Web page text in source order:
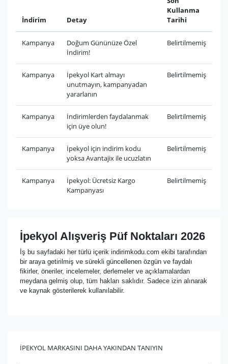
İndirim Detay
Kullanma
Tarihi
Kampanya
Doğum Gününüze Özel
İndirim!
Belirtilmemiş
Kampanya
İpekyol Kart almayı
unutmayın, kampanyadan
yararlanın
Belirtilmemiş
Kampanya
İndirimlerden faydalanmak
için üye olun!
Belirtilmemiş
Kampanya
İpekyol için indirim kodu
yoksa Avantajix ile ucuzlatın
Belirtilmemiş
Kampanya
İpekyol: Ücretsiz Kargo
Kampanyası
Belirtilmemiş
İpekyol Alışveriş Püf Noktaları 2026
İş bu sayfadaki her türlü içerik indirimkodu.com ekibi tarafından
bir araya getirilmiş ve sürekli güncellenen özgün ve faydalı
fikirler, öneriler, incelemeler, derlemeler ve açıklamalardan
meydana gelmiş olup, tüm hakları saklıdır. Sadece izin alınarak
ve kaynak gösterilerek kullanılabilir.
İPEKYOL MARKASINI DAHA YAKINDAN TANIYIN